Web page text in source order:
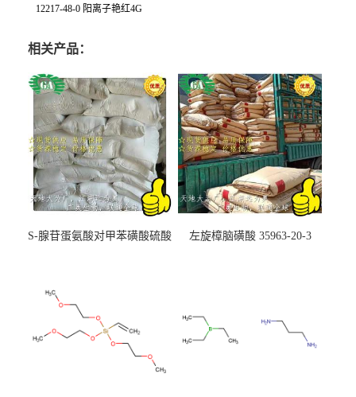
12217-48-0 阳离子艳红4G
相关产品：
S-腺苷蛋氨酸对甲苯磺酸硫酸
左旋樟脑磺酸 35963-20-3